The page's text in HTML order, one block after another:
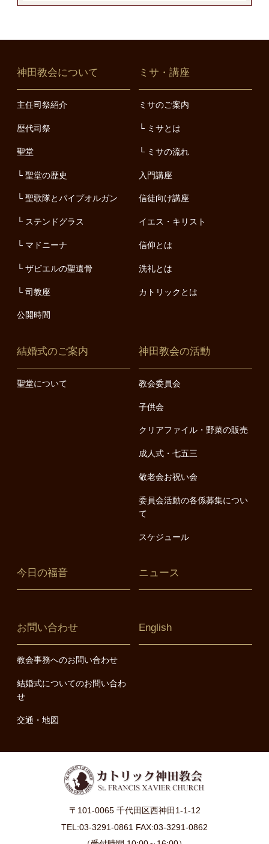
神田教会について
主任司祭紹介
歴代司祭
聖堂
聖堂の歴史
聖歌隊とパイプオルガン
ステンドグラス
マドニーナ
ザビエルの聖遺骨
司教座
公開時間
ミサ・講座
ミサのご案内
ミサとは
ミサの流れ
入門講座
信徒向け講座
イエス・キリスト
信仰とは
洗礼とは
カトリックとは
結婚式のご案内
聖堂について
神田教会の活動
教会委員会
子供会
クリアファイル・野菜の販売
成人式・七五三
敬老会お祝い会
委員会活動の各係募集につい
て
スケジュール
今日の福音 ニュース
お問い合わせ
教会事務へのお問い合わせ
結婚式についてのお問い合わ
せ
交通・地図
English
〒101-0065 千代田区西神田1-1-12
TEL:03-3291-0861 FAX:03-3291-0862